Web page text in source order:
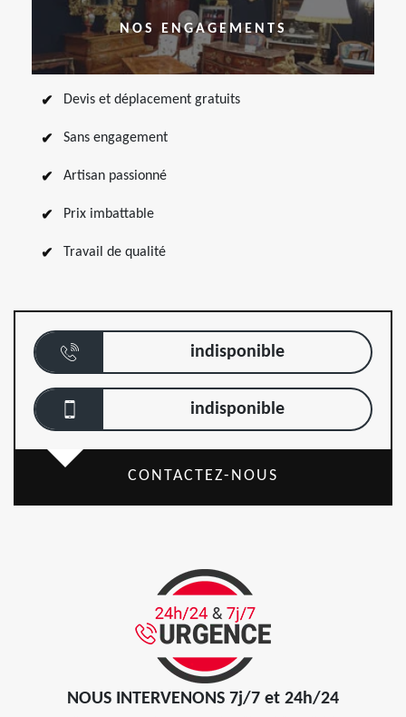
NOS ENGAGEMENTS
Devis et déplacement gratuits
Sans engagement
Artisan passionné
Prix imbattable
Travail de qualité
indisponible
indisponible
CONTACTEZ-NOUS
NOUS INTERVENONS 7j/7 et 24h/24